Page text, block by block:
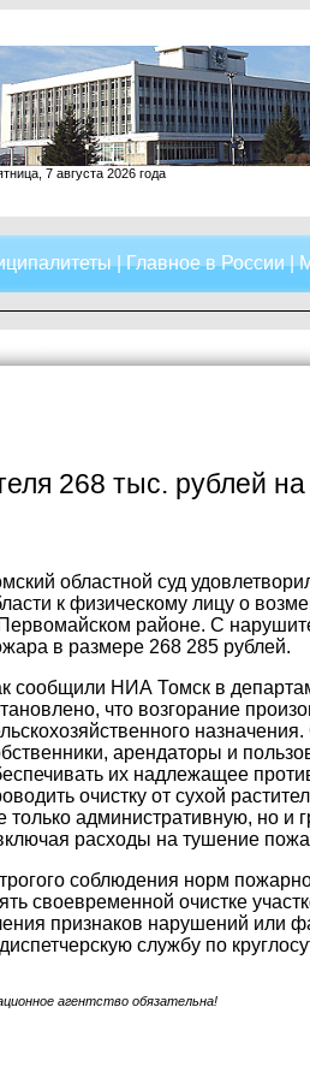
7 августа 2026 года
|Главное в России|
268 тыс. рублей
областной суд
к физическому лицу о
районе. С
в размере 268 285 рублей.
сообщили НИА Томск в
что возгорание
арендаторы и
их надлежащее
очистку от сухой
административную, но и
расходы на тушение
соблюдения норм
своевременной очистке
признаков нарушений или
службу по
агентство обязательна!